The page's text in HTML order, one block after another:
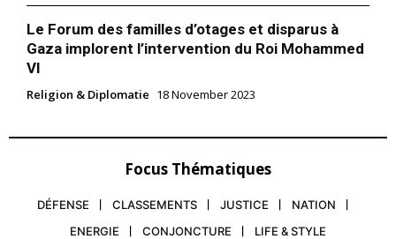
Le Forum des familles d’otages et disparus à
Gaza implorent l’intervention du Roi Mohammed
VI
Religion & Diplomatie 18 November 2023
Focus Thématiques
DÉFENSE CLASSEMENTS JUSTICE
NATION
ENERGIE
CONJONCTURE LIFE & STYLE